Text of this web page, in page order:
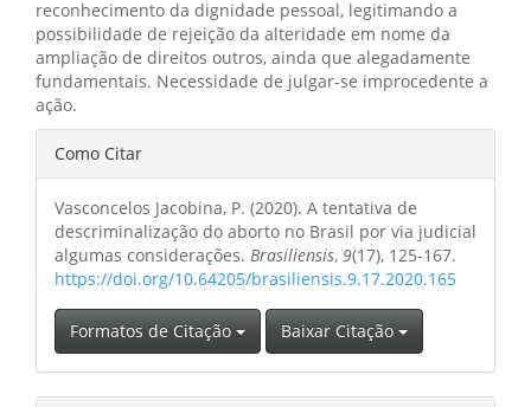
reconhecimento da dignidade pessoal, legitimando a
possibilidade de rejeição da alteridade em nome da
ampliação de direitos outros, ainda que alegadamente
fundamentais. Necessidade de julgar-se improcedente a
ação.
Detalhes
do
artigo
Como Citar
Vasconcelos Jacobina, P. (2020). A tentativa de
descriminalização do aborto no Brasil por via judicial
algumas considerações. Brasiliensis, 9(17), 125-167.
https://doi.org/10.64205/brasiliensis.9.17.2020.165
Formatos de Citação Baixar Citação